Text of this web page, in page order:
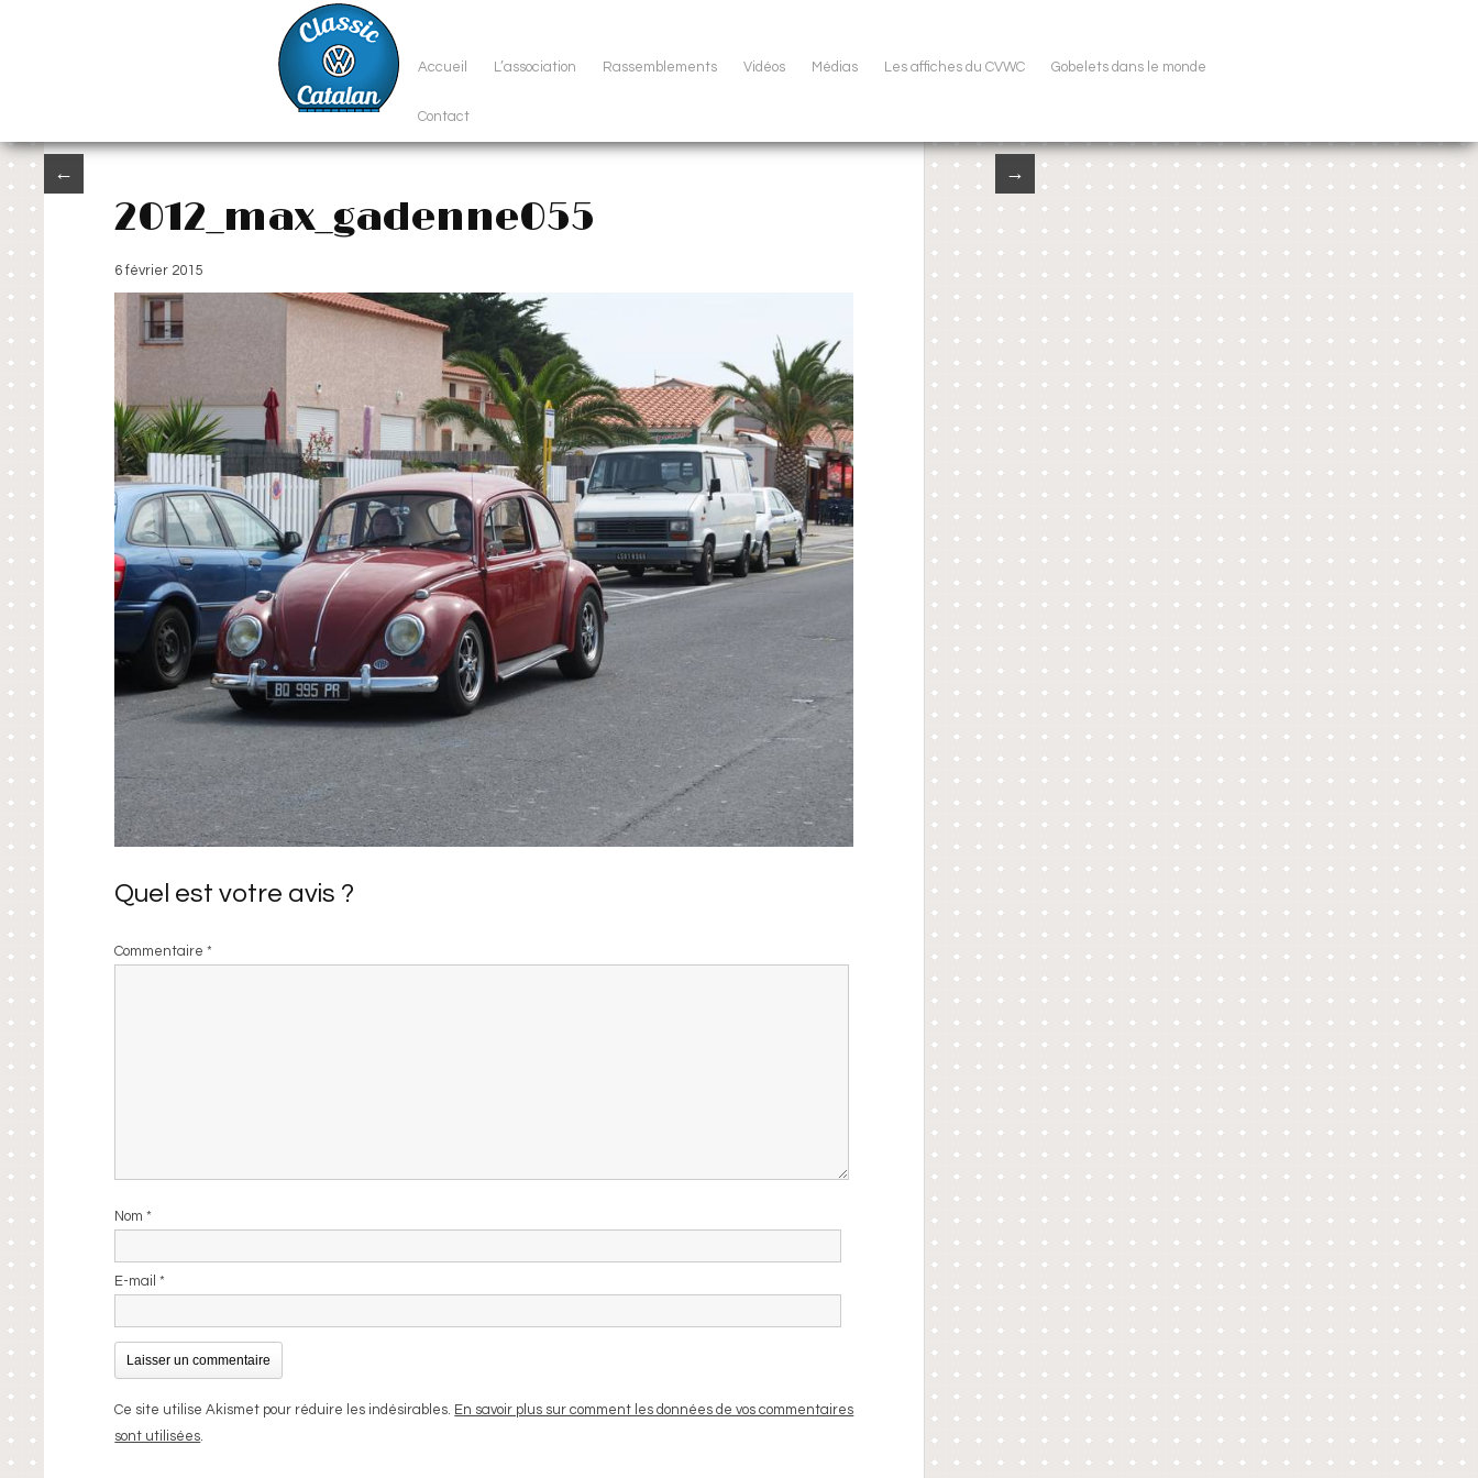
Accueil L’association Rassemblements Vidéos Médias Les affiches du CVWC Gobelets dans le monde
Contact
← →
2012_max_gadenne055
6 février 2015
Quel est votre avis ?
Commentaire*
Nom*
E-mail*
Ce site utilise Akismet pour réduire les indésirables. En savoir plus sur comment les données de vos commentaires
sont utilisées.